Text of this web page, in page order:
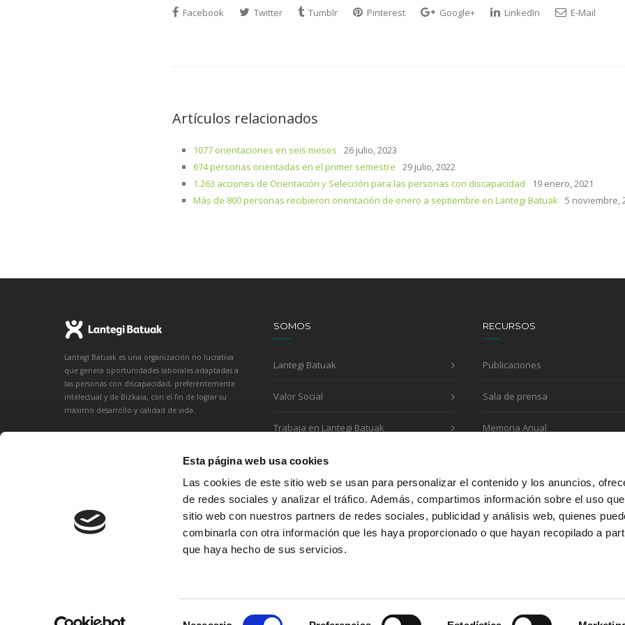
Esta página web usa cookies
Las cookies de este sitio web se usan para personalizar el contenido y los anuncios,
de redes sociales y analizar el tráfico. Además, compartimos información sobre el uso
sitio web con nuestros partners de redes sociales, publicidad y análisis web, quienes
combinarla con otra información que les haya proporcionado o que hayan recopilado a
que haya hecho de sus servicios.
Facebook Twitter Tumblr Pinterest Google+ LinkedIn E-Mail
Artículos relacionados
1077 orientaciones en seis meses
26 julio, 2023
674 personas orientadas en el primer semestre
29 julio, 2022
1.263 acciones de Orientación y Selección para las personas con discapacidad
19 enero, 2021
Más de 800 personas recibieron orientación de enero a septiembre en Lantegi Batuak
5 noviembre,
Lantegi Batuak es una organización no lucrativa
que genera oportunidades laborales adaptadas a
las personas con discapacidad, preferentemente
intelectual y de Bizkaia, con el fin de lograr su
máximo desarrollo y calidad de vida.
SOMOS
Lantegi Batuak
Valor Social
Trabaja en Lantegi Batuak
RECURSOS
Publicaciones
Sala de prensa
Memoria Anual
Colaboramos con: